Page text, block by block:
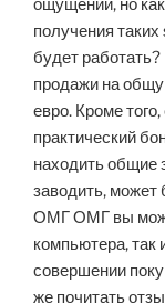
ощущений, но
получения
будет
продажи на
евро. Кроме
практический
находить общие
заводить, может
ОМГ ОМГ вы
компьютера, так
совершении
же почитать